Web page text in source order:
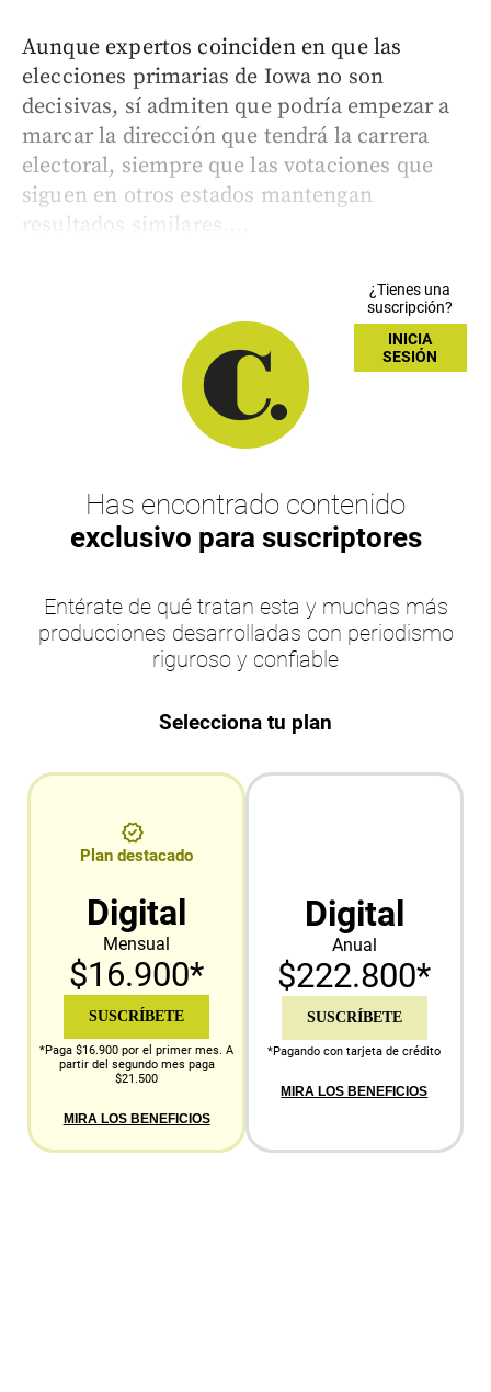
Aunque expertos coinciden en que las
elecciones primarias de Iowa no son
decisivas, sí admiten que podría empezar a
marcar la dirección que tendrá la carrera
electoral, siempre que las votaciones que
siguen en otros estados mantengan
resultados similares....
¿Tienes una
suscripción?
INICIA
SESIÓN
Has encontrado contenido
exclusivo para suscriptores
Entérate de qué tratan esta y muchas más
producciones desarrolladas con periodismo
riguroso y confiable
Selecciona tu plan
Plan destacado
Digital
Mensual
$16.900*
SUSCRÍBETE
*Paga $16.900 por el primer mes. A
partir del segundo mes paga
$21.500
MIRA LOS BENEFICIOS
Digital
Anual
$222.800*
SUSCRÍBETE
*Pagando con tarjeta de crédito
MIRA LOS BENEFICIOS